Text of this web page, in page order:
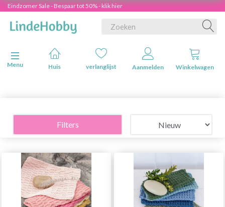
Eindzomer Sale - Bespaar tot 50% - klik hier
Navigatie in-/uitschakelen
Menu
Huis verlanglijst Aanmelden Winkelwagen
Filters